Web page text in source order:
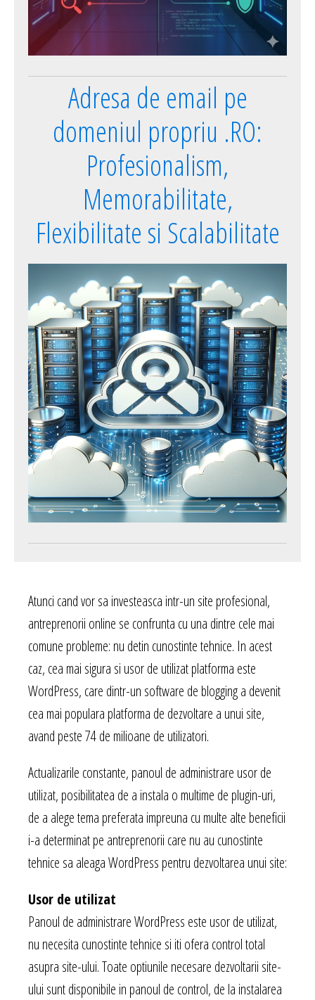
Adresa de email pe
domeniul propriu .RO:
Profesionalism,
Memorabilitate,
Flexibilitate si Scalabilitate
Atunci cand vor sa investeasca intr-un site profesional,
antreprenorii online se confrunta cu una dintre cele mai
comune probleme: nu detin cunostinte tehnice. In acest
caz, cea mai sigura si usor de utilizat platforma este
WordPress, care dintr-un software de blogging a devenit
cea mai populara platforma de dezvoltare a unui site,
avand peste 74 de milioane de utilizatori.
Actualizarile constante, panoul de administrare usor de
utilizat, posibilitatea de a instala o multime de plugin-uri,
de a alege tema preferata impreuna cu multe alte beneficii
i-a determinat pe antreprenorii care nu au cunostinte
tehnice sa aleaga WordPress pentru dezvoltarea unui site:
Usor de utilizat
Panoul de administrare WordPress este usor de utilizat,
nu necesita cunostinte tehnice si iti ofera control total
asupra site-ului. Toate optiunile necesare dezvoltarii site-
ului sunt disponibile in panoul de control, de la instalarea